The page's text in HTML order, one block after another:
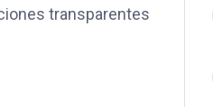
transparentes